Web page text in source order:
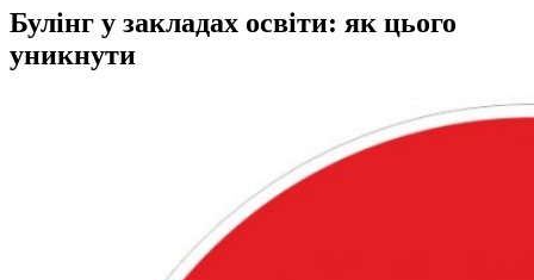
Булінг у закладах освіти: як цього
уникнути